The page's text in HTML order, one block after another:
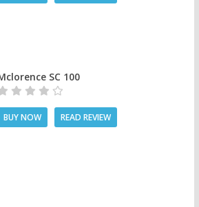
SC 100
BUY NOW READ REVIEW